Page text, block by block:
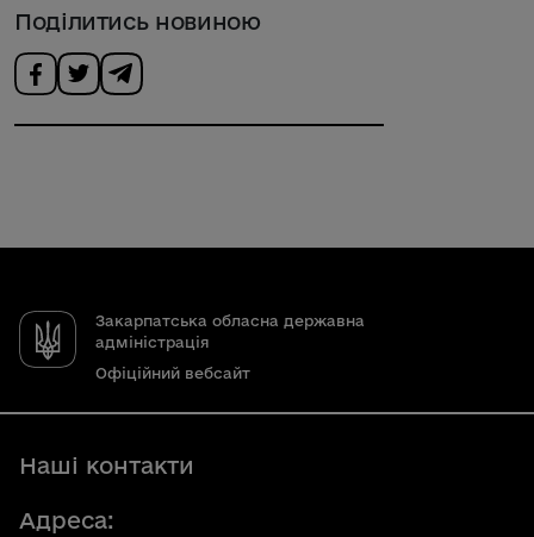
Поділитись новиною
Закарпатська обласна державна
адміністрація
Офіційний вебсайт
Наші контакти
Адреса: